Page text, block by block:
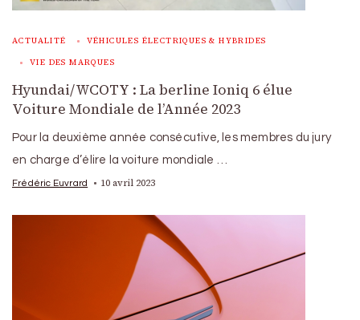
ACTUALITÉ VÉHICULES ÉLECTRIQUES & HYBRIDES
VIE DES MARQUES
Hyundai/WCOTY : La berline Ioniq 6 élue
Voiture Mondiale de l’Année 2023
Pour la deuxième année consécutive, les membres du jury
en charge d’élire la voiture mondiale …
Frédéric Euvrard 10 avril 2023